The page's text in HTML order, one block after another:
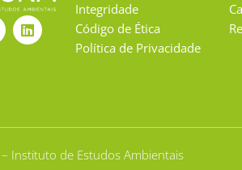
L
i
n
Integridade
Código de Ética
Política de Privacidade
Instituto de Estudos Ambientais